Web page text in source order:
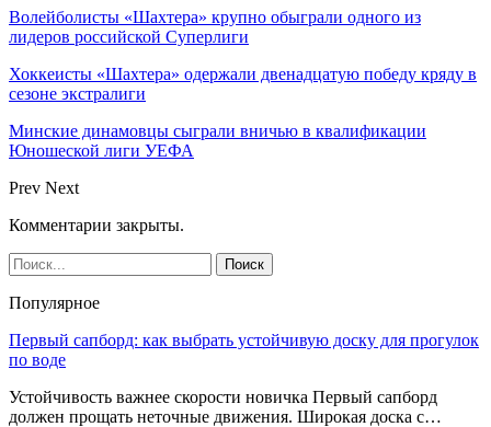
Волейболисты «Шахтера» крупно обыграли одного из
лидеров российской Суперлиги
Хоккеисты «Шахтера» одержали двенадцатую победу кряду в
сезоне экстралиги
Минские динамовцы сыграли вничью в квалификации
Юношеской лиги УЕФА
Prev Next
Комментарии закрыты.
Популярное
Первый сапборд: как выбрать устойчивую доску для прогулок
по воде
Устойчивость важнее скорости новичка Первый сапборд
должен прощать неточные движения. Широкая доска с…